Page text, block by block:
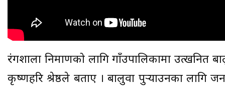
रंगशाला निमार्णको लागि गाँउपालिकामा उत्खनित
कृष्णहरि श्रेष्ठले बताए । बालुवा पुर्‍याउनका लागि